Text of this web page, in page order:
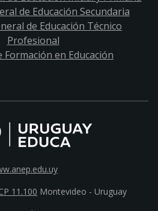
de Educación Secundaria
de Educación Técnico
Profesional
Formación en Educación
11.100 Montevideo - Uruguay